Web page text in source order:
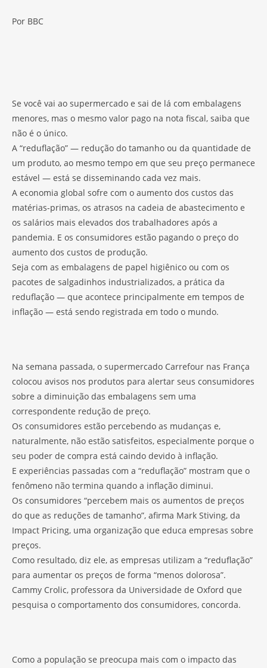
Por BBC
Se você vai ao supermercado e sai de lá com embalagens
menores, mas o mesmo valor pago na nota fiscal, saiba que
não é o único.
A “reduflação” — redução do tamanho ou da quantidade de
um produto, ao mesmo tempo em que seu preço permanece
estável — está se disseminando cada vez mais.
A economia global sofre com o aumento dos custos das
matérias-primas, os atrasos na cadeia de abastecimento e
os salários mais elevados dos trabalhadores após a
pandemia. E os consumidores estão pagando o preço do
aumento dos custos de produção.
Seja com as embalagens de papel higiênico ou com os
pacotes de salgadinhos industrializados, a prática da
reduflação — que acontece principalmente em tempos de
inflação — está sendo registrada em todo o mundo.
Na semana passada, o supermercado Carrefour nas França
colocou avisos nos produtos para alertar seus consumidores
sobre a diminuição das embalagens sem uma
correspondente redução de preço.
Os consumidores estão percebendo as mudanças e,
naturalmente, não estão satisfeitos, especialmente porque o
seu poder de compra está caindo devido à inflação.
E experiências passadas com a “reduflação” mostram que o
fenômeno não termina quando a inflação diminui.
Os consumidores “percebem mais os aumentos de preços
do que as reduções de tamanho”, afirma Mark Stiving, da
Impact Pricing, uma organização que educa empresas sobre
preços.
Como resultado, diz ele, as empresas utilizam a “reduflação”
para aumentar os preços de forma “menos dolorosa”.
Cammy Crolic, professora da Universidade de Oxford que
pesquisa o comportamento dos consumidores, concorda.
Como a população se preocupa mais com o impacto das